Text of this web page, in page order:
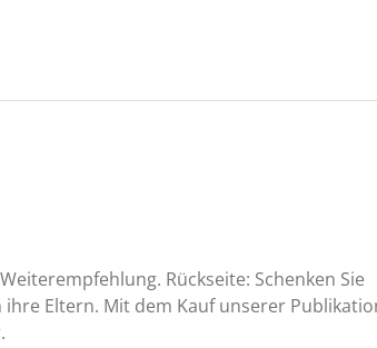
Rückseite: Schenken Sie
Eltern. Mit dem Kauf unserer